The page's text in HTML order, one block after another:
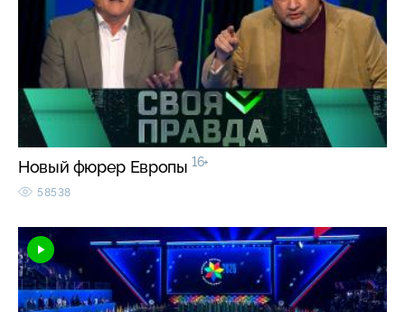
Новый фюрер Европы 16+
58538